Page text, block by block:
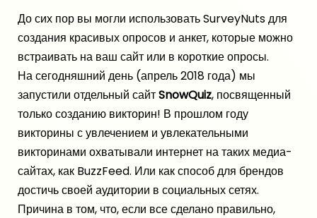
До сих пор вы могли использовать SurveyNuts для
создания красивых опросов и анкет, которые можно
встраивать на ваш сайт или в короткие опросы.
На сегодняшний день (апрель 2018 года) мы
запустили отдельный сайтSnowQuiz, посвященный
толькосозданию викторин! В прошлом году
викторины с увлечением и увлекательными
викторинами охватывали интернет на таких медиа-
сайтах, как BuzzFeed. Или как способ для брендов
достичь своей аудитории в социальных сетях.
Причина в том, что, если все сделано правильно,